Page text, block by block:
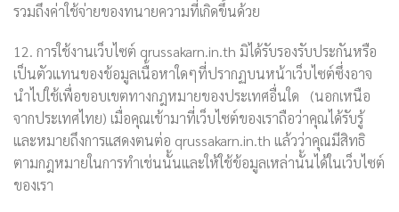
รวมถึงค่าใช้จ่ายของทนายความที่เกิดขึ้นด้วย
12. การใช้งานเว็บไซต์ qrussakarn.in.th มิได้รับรองรับประกันหรือ
เป็นตัวแทนของข้อมูลเนื้อหาใดๆที่ปรากฏบนหน้าเว็บไซต์ซึ่งอาจ
นำไปใช้เพื่อขอบเขตทางกฎหมายของประเทศอื่นใด (นอกเหนือ
จากประเทศไทย) เมื่อคุณเข้ามาที่เว็บไซต์ของเราถือว่าคุณได้รับรู้
และหมายถึงการแสดงตนต่อ qrussakarn.in.th แล้วว่าคุณมีสิทธิ
ตามกฎหมายในการทำเช่นนั้นและให้ใช้ข้อมูลเหล่านั้นได้ในเว็บไซต์
ของเรา